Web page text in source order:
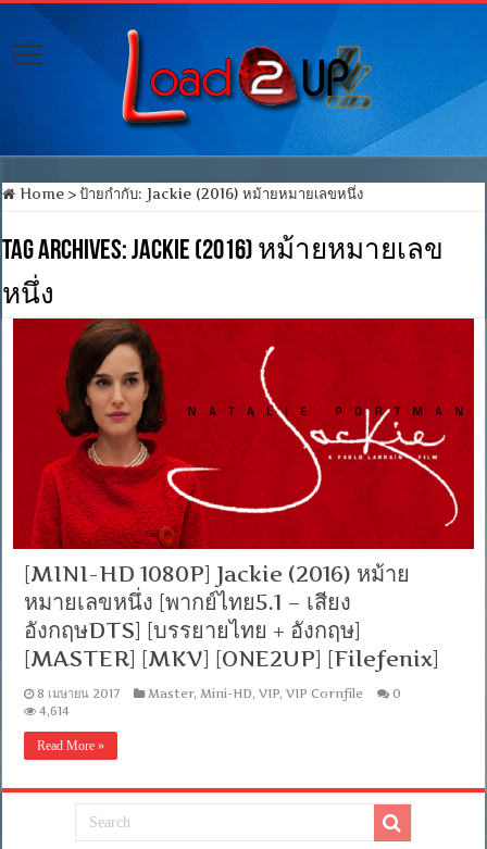
Home > ป้ายกำกับ:Jackie (2016) หม้ายหมายเลขหนึ่ง
Tag Archives:Jackie (2016) หม้ายหมายเลข
หนึ่ง
[MINI-HD 1080P] Jackie (2016) หม้าย
หมายเลขหนึ่ง [พากย์ไทย5.1 – เสียง
อังกฤษDTS] [บรรยายไทย + อังกฤษ]
[MASTER] [MKV] [ONE2UP] [Filefenix]
8 เมษายน 2017 Master, Mini-HD,VIP,VIP Cornfile
0
4,614
Read More »